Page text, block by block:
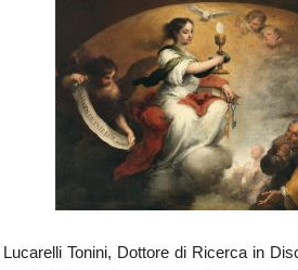
Tonini, Dottore di Ricerca in